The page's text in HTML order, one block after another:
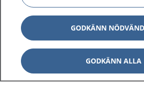
1177 på flera språk
Om 1177
GODKÄNN
GODKÄNN ALLA